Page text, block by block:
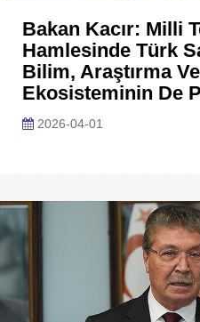
Bakan Kacır: Milli
Hamlesinde Türk
Bilim, Araştırma
Ekosisteminin De
2026-04-01